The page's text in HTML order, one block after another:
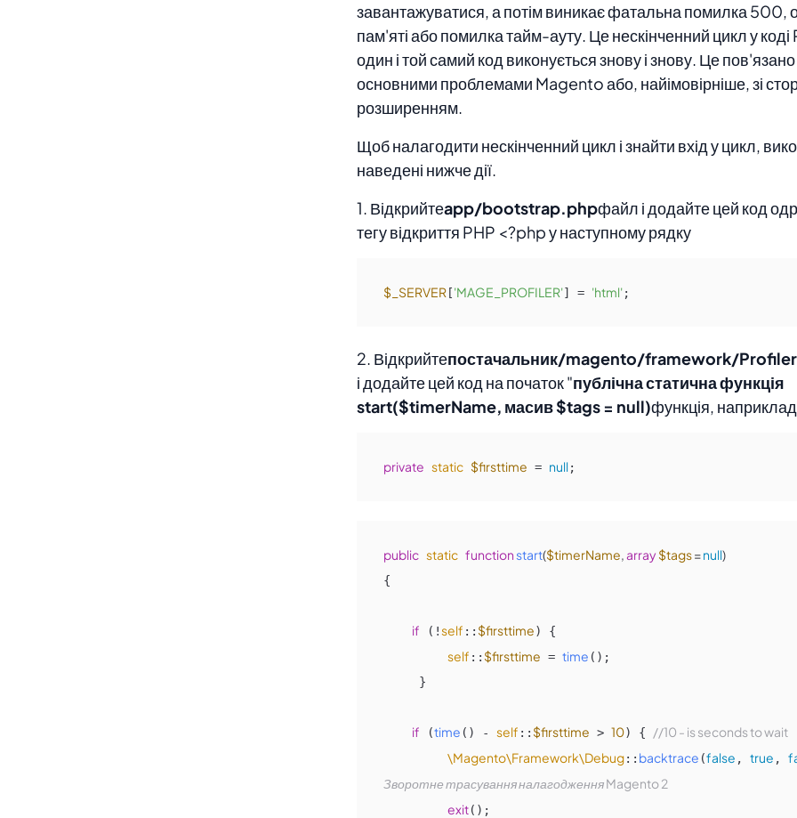
завантажуватися, а потім виникає фатальна помилка 500,
пам'яті або помилка тайм-ауту. Це нескінченний цикл у коді
один і той самий код виконується знову і знову. Це
основними проблемами Magento або, найімовірніше, зі
розширенням.
Щоб налагодити нескінченний цикл і знайти вхід у цикл,
наведені нижче дії.
1. Відкрийтеapp/bootstrap.phpфайл і додайте цей код
тегу відкриття PHP <?php у наступному рядку
$_SERVER ['MAGE_PROFILER'] = 'html';
2. Відкрийтепостачальник/magento/framework/
і додайте цей код на початок "публічна статична функція
start($timerName, масив $tags = null)функція, наприклад
private static $firsttime = null;
public static functionstart($timerName, array$tags = null
{
if (!self :: $firsttime) {
self :: $firsttime = time ();
if (time () - self :: $firsttime > 10) { //10 - is seconds to wait
\Magento\Framework\Debug:: backtrace (false , true ,
Зворотне трасування налагодження Magento 2
exit();